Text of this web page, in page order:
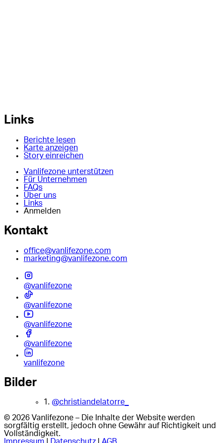
Links
Berichte lesen
Karte anzeigen
Story einreichen
Vanlifezone unterstützen
Für Unternehmen
FAQs
Über uns
Links
Anmelden
Kontakt
office@vanlifezone.com
marketing@vanlifezone.com
@vanlifezone
@vanlifezone
@vanlifezone
@vanlifezone
vanlifezone
Bilder
1. @christiandelatorre_
© 2026 Vanlifezone – Die Inhalte der Website werden
sorgfältig erstellt, jedoch ohne Gewähr auf Richtigkeit und
Vollständigkeit.